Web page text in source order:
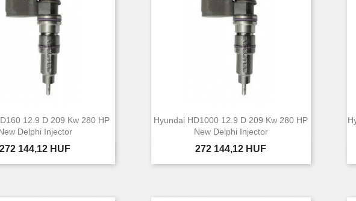
12.9 D 209 Kw 280 HP
Delphi Injector
Ár
272 144,12 HUF
 Előnézet
Hyundai HD1000 12.9 D 209 Kw 280 HP
New Delphi Injector
Ár
272 144,12 HUF
 Előnézet